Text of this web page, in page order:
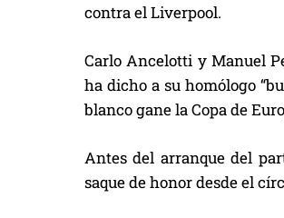
contra el Liverpool.
Carlo Ancelotti y Manuel
ha dicho a su homólogo
blanco gane la Copa de
Antes del arranque del
saque de honor desde el